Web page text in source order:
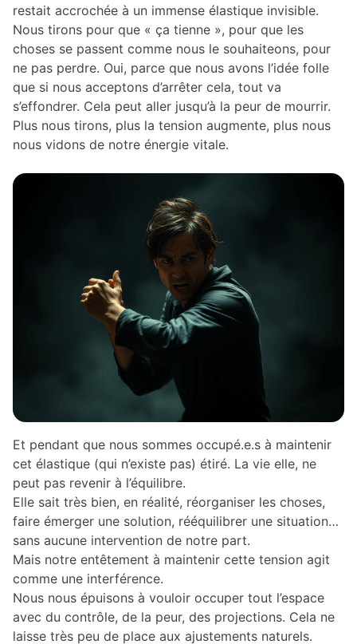
restait accrochée à un immense élastique invisible.
Nous tirons pour que « ça tienne », pour que les
choses se passent comme nous le souhaiteons, pour
ne pas perdre. Oui, parce que nous avons l’idée folle
que si nous acceptons d’arrêter cela, tout va
s’effondrer. Cela peut aller jusqu’à la peur de mourrir.
Plus nous tirons, plus la tension augmente, plus nous
nous vidons de notre énergie vitale.
Et pendant que nous sommes occupé.e.s à maintenir
cet élastique (qui n’existe pas) étiré. La vie elle, ne
peut pas revenir à l’équilibre.
Elle sait très bien, en réalité, réorganiser les choses,
faire émerger une solution, rééquilibrer une situation…
sans aucune intervention de notre part.
Mais notre entêtement à maintenir cette tension agit
comme une interférence.
Nous nous épuisons à vouloir occuper tout l’espace
avec du contrôle, de la peur, des projections. Cela ne
laisse très peu de place aux ajustements naturels.